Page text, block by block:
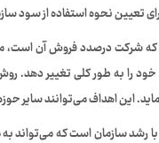
نحوه استفاده از سود
که شرکت درصدد فروش آن
خود را به طور کلی تغییر
این اهداف می‌توانند سایر
رشد سازمان است که می‌تواند